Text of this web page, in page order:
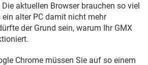
aktuellen Browser brauchen so viel
ein alter PC damit nicht mehr
der Grund sein, warum Ihr GMX
Chrome müssen Sie auf so einem